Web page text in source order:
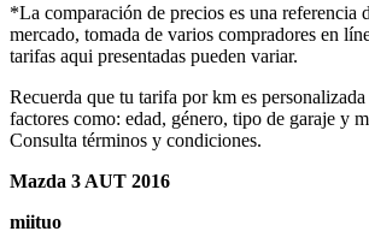
*La comparación de precios es una referencia
mercado, tomada de varios compradores en
tarifas aqui presentadas pueden variar.
Recuerda que tu tarifa por km es
factores como: edad, género, tipo de garaje y
Consulta términos y condiciones.
Mazda 3 AUT 2016
miituo